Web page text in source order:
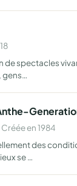
spectacles
gens…
en 1984
des
se …